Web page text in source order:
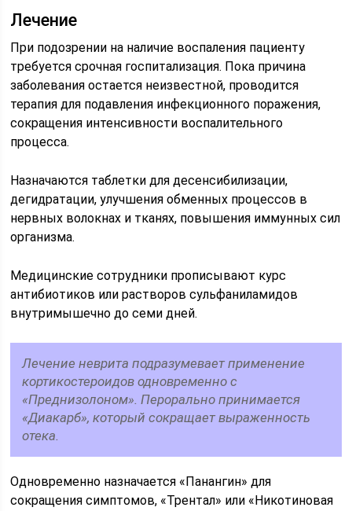
Лечение
При подозрении на наличие воспаления пациенту
требуется срочная госпитализация. Пока причина
заболевания остается неизвестной, проводится
терапия для подавления инфекционного поражения,
сокращения интенсивности воспалительного
процесса.
Назначаются таблетки для десенсибилизации,
дегидратации, улучшения обменных процессов в
нервных волокнах и тканях, повышения иммунных сил
организма.
Медицинские сотрудники прописывают курс
антибиотиков или растворов сульфаниламидов
внутримышечно до семи дней.
Лечение неврита подразумевает применение
кортикостероидов одновременно с
«Преднизолоном». Перорально принимается
«Диакарб», который сокращает выраженность
отека.
Одновременно назначается «Панангин» для
сокращения симптомов, «Трентал» или «Никотиновая